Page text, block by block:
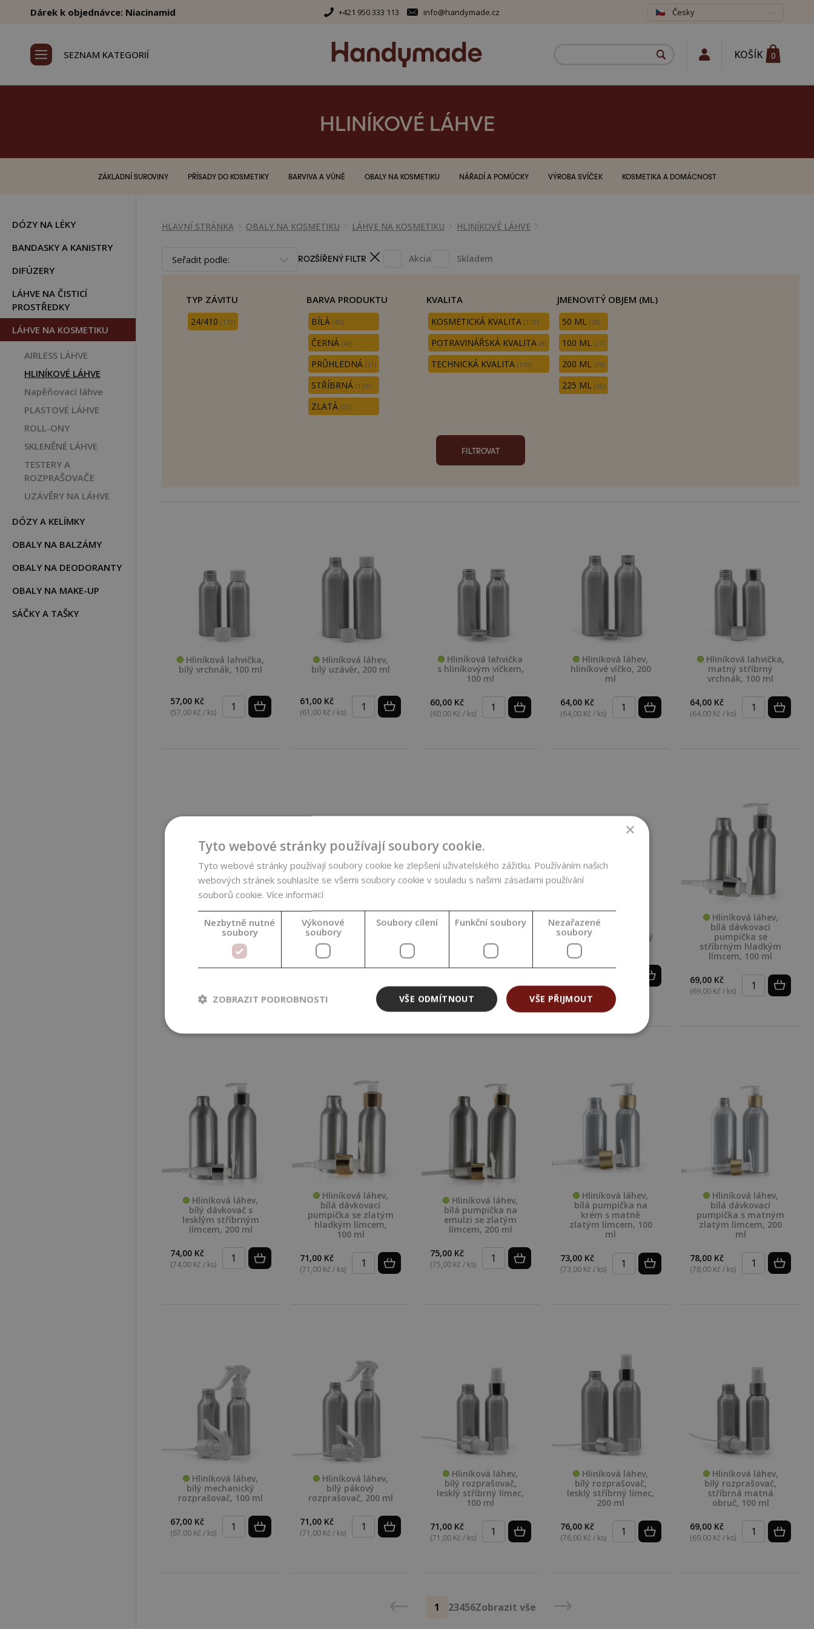
Dárek k objednávce: Niacinamid +421 950 333 113 info@handymade.cz Česky
SEZNAM KATEGORIÍ KOŠÍK 0
HLINÍKOVÉ LÁHVE
ZÁKLADNÍ SUROVINY PŘÍSADY DO KOSMETIKY BARVIVA A VŮNĚ OBALY NA KOSMETIKU NÁŘADÍ A POMŮCKY VÝROBA SVÍČEK KOSMETIKA A DOMÁCNOST
DÓZY NA LÉKY
BANDASKY A KANISTRY
DIFÚZERY
LÁHVE NA ČISTICÍ
PROSTŘEDKY
LÁHVE NA KOSMETIKU
AIRLESS LÁHVE
HLINÍKOVÉ LÁHVE
Napěňovací láhve
PLASTOVÉ LÁHVE
ROLL-ONY
SKLENĚNÉ LÁHVE
TESTERY A
ROZPRAŠOVAČE
UZÁVĚRY NA LÁHVE
DÓZY A KELÍMKY
OBALY NA BALZÁMY
OBALY NA DEODORANTY
OBALY NA MAKE-UP
SÁČKY A TAŠKY
HLAVNÍ STRÁNKA OBALY NA KOSMETIKU LÁHVE NA KOSMETIKU HLINÍKOVÉ LÁHVE
Seřadit podle: ROZŠÍŘENÝ FILTR Akcia Skladem
TYP ZÁVITU
24/410 (110)
BARVA PRODUKTU
BÍLÁ (43)
ČERNÁ (40)
PRŮHLEDNÁ (31)
STŘÍBRNÁ (110)
ZLATÁ (22)
KVALITA
KOSMETICKÁ KVALITA(110)
POTRAVINÁŘSKÁ KVALITA(8)
TECHNICKÁ KVALITA(110)
JMENOVITÝ OBJEM (ML)
50 ML(28)
100 ML(27)
200 ML(29)
225 ML(26)
Hliníková lahvička,
bílý vrchnák, 100 ml
57,00 Kč
(57,00 Kč / ks)
Hliníková láhev,
bílý uzávěr, 200 ml
61,00 Kč
(61,00 Kč / ks)
Hliníková lahvička
s hliníkovým víčkem,
100 ml
60,00 Kč
(60,00 Kč / ks)
Hliníková láhev,
hliníkové víčko, 200
ml
64,00 Kč
(64,00 Kč / ks)
Hliníková lahvička,
matný stříbrný
vrchnák, 100 ml
64,00 Kč
(64,00 Kč / ks)
Hliníková láhev,
matný stříbrný
uzávěr, 200 ml
69,00 Kč
Hliníková lahvička,
24/410, 100 ml
54,00 Kč
Hliníková láhev,
60,00 Kč
Hliníková láhev,
24/410, matný černý
uzávěr, 200 ml
64,00 Kč
Hliníková láhev,
bílá dávkovací
pumpička se
stříbrným hladkým
límcem, 100 ml
69,00 Kč
(69,00 Kč / ks)
Hliníková láhev,
bílý dávkovač s
lesklým stříbrným
límcem, 200 ml
74,00 Kč
(74,00 Kč / ks)
Hliníková láhev,
bílá dávkovací
pumpička se zlatým
hladkým límcem,
100 ml
71,00 Kč
(71,00 Kč / ks)
Hliníková láhev,
bílá pumpička na
emulzi se zlatým
límcem, 200 ml
75,00 Kč
(75,00 Kč / ks)
Hliníková láhev,
bílá pumpička na
krém s matně
zlatým límcem, 100
ml
73,00 Kč
(73,00 Kč / ks)
Hliníková láhev,
bílá dávkovací
pumpička s matným
zlatým límcem, 200
ml
78,00 Kč
(78,00 Kč / ks)
Hliníková láhev,
bílý mechanický
rozprašovač, 100 ml
67,00 Kč
(67,00 Kč / ks)
Hliníková láhev,
bílý pákový
rozprašovač, 200 ml
71,00 Kč
(71,00 Kč / ks)
Hliníková láhev,
bílý rozprašovač,
lesklý stříbrný límec,
100 ml
71,00 Kč
(71,00 Kč / ks)
Hliníková láhev,
bílý rozprašovač,
lesklý stříbrný límec,
200 ml
76,00 Kč
(76,00 Kč / ks)
Hliníková láhev,
bílý rozprašovač,
stříbrná matná
obruč, 100 ml
69,00 Kč
(69,00 Kč / ks)
1 23456Zobrazit vše
×
Tyto webové stránky používají soubory cookie.
Tyto webové stránky používají soubory cookie ke zlepšení uživatelského zážitku. Používáním našich
webových stránek souhlasíte se všemi soubory cookie v souladu s našimi zásadami používání
souborů cookie. Více informací
Nezbytně nutné
soubory
Výkonové
soubory
Soubory cílení Funkční soubory
Nezařazené
soubory
VŠE PŘIJMOUT
VŠE ODMÍTNOUT
ZOBRAZIT PODROBNOSTI